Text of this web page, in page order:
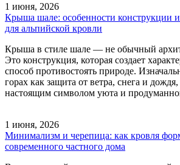
1 июня, 2026
Крыша шале: особенности конструкции
для альпийской кровли
Крыша в стиле шале — не обычный
Это конструкция, которая создает
способ противостоять природе.
горах как защита от ветра, снега и
настоящим символом уюта и
1 июня, 2026
Минимализм и черепица: как кровля
современного частного дома